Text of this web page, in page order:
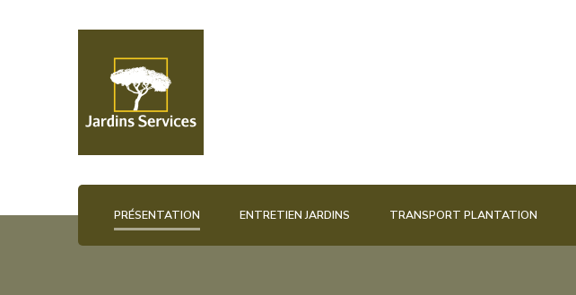
2js45
PRÉSENTATION ENTRETIEN JARDINS TRANSPORT PLANTATION